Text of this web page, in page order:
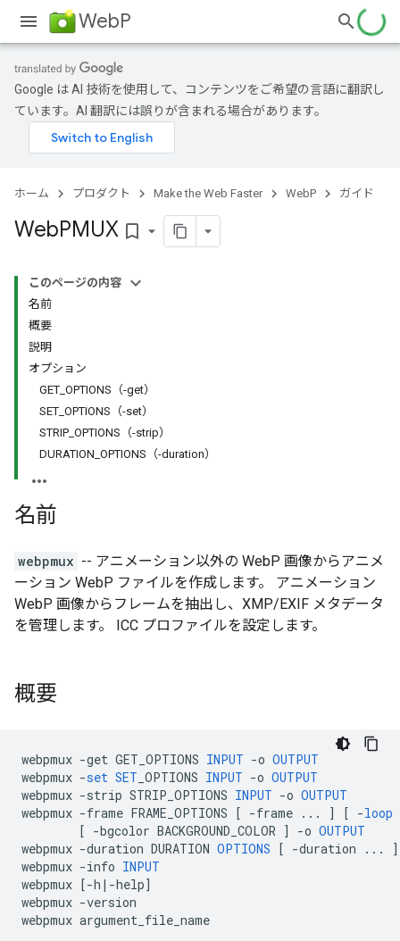
WebP
Google は AI 技術を使用して、コンテンツをご希望の言語に翻訳し
ています。AI 翻訳には誤りが含まれる場合があります。
ホーム プロダクト Make the Web Faster WebP ガイド
WebPMUX bookmark_border
このページの内容
名前
概要
説明
オプション
GET_OPTIONS（-get）
SET_OPTIONS（-set）
STRIP_OPTIONS（-strip）
DURATION_OPTIONS（-duration）
名前
webpmux -- アニメーション以外の WebP 画像からアニメ
ーション WebP ファイルを作成します。 アニメーション
WebP 画像からフレームを抽出し、XMP/EXIF メタデータ
を管理します。 ICC プロファイルを設定します。
概要
webpmux -get GET_OPTIONS INPUT -o OUTPUT
webpmux -set SET _OPTIONS INPUT -o OUTPUT
webpmux -strip STRIP_OPTIONS INPUT -o OUTPUT
webpmux -frame FRAME_OPTIONS [ -frame ... ] [ -loop
[ -bgcolor BACKGROUND_COLOR ] -o OUTPUT
webpmux -duration DURATION OPTIONS [ -duration ...
]
webpmux -info INPUT
webpmux [-h |-help]
webpmux -version
webpmux argument_file_name